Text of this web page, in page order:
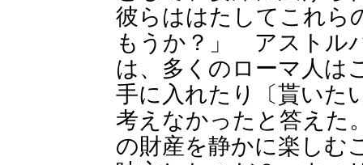
彼らははたしてこれら
もうか？」 アストル
は、多くのローマ人は
手に入れたり〔貰いた
考えなかったと答えた
の財産を静かに楽しむ